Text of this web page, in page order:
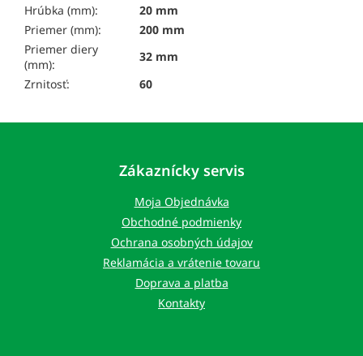
Hrúbka (mm):
20 mm
Priemer (mm):
200 mm
Priemer diery
(mm):
32 mm
Zrnitosť:
60
Zákaznícky servis
Moja Objednávka
Obchodné podmienky
Ochrana osobných údajov
Reklamácia a vrátenie tovaru
Doprava a platba
Kontakty